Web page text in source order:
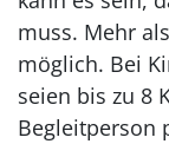
muss. Mehr
möglich. Bei
seien bis zu 8
Begleitperson